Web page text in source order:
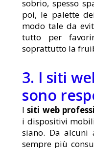
sobrio, spesso
poi, le palette
modo tale da
tutto per
soprattutto la
3. I siti
sono
Isiti web
i dispositivi
siano. Da alcuni
sempre più